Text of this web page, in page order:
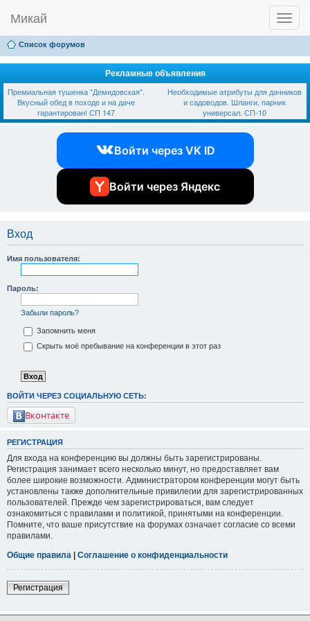
T
o
g
l
n
a
v
i
Микай
Ссылки Вход
Список форумов
Рекламные объявления
Премиальная тушенка "Демидовская".
Вкусный обед в походе и на даче
гарантирован! СП 147
Необходимые атрибуты для дачников
и садоводов. Шланги, парник
универсал. СП-10
Войти через VK ID
Войти через Яндекс
Вход
Имя пользователя:
Пароль:
Забыли пароль?
Запомнить меня
Скрыть моё пребывание на конференции в этот раз
ВОЙТИ ЧЕРЕЗ СОЦИАЛЬНУЮ СЕТЬ:
Вконтакте
РЕГИСТРАЦИЯ
Для входа на конференцию вы должны быть зарегистрированы.
Регистрация занимает всего несколько минут, но предоставляет вам
более широкие возможности. Администратором конференции могут быть
установлены также дополнительные привилегии для зарегистрированных
пользователей. Прежде чем зарегистрироваться, вам следует
ознакомиться с правилами и политикой, принятыми на конференции.
Помните, что ваше присутствие на форумах означает согласие со всеми
правилами.
Общие правила
Соглашение о конфиденциальности
Регистрация